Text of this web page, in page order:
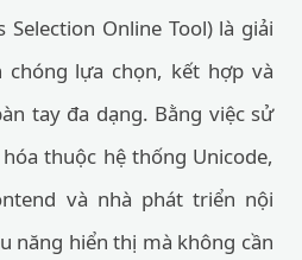
Selection Online Tool) là giải
chóng lựa chọn, kết hợp và
tay đa dạng. Bằng việc sử
thuộc hệ thống Unicode,
và nhà phát triển nội
năng hiển thị mà không cần